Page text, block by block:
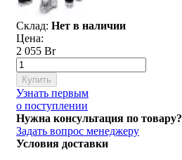
Склад: Нет в наличии
Цена:
2 055 Br
Купить
Узнать первым
о поступлении
Нужна консультация по товару?
Задать вопрос менеджеру
Условия доставки